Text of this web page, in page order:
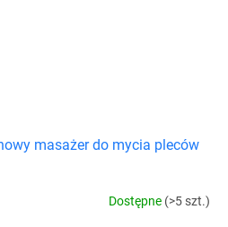
masażer do mycia pleców
Dostępne (>5 szt.)